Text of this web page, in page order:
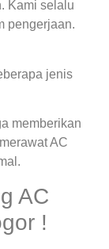
Kami selalu
pengerjaan.
jenis
memberikan
AC
AC
!